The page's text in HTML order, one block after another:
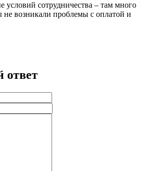
условий сотрудничества – там много
не возникали проблемы с оплатой и
ответ